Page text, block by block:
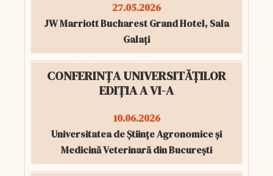
27.05.2026
JW Marriott Bucharest Grand Hotel, Sala
Galați
CONFERINȚA UNIVERSITĂȚILOR
EDIȚIA A VI-A
10.06.2026
Universitatea de Științe Agronomice și
Medicină Veterinară din București